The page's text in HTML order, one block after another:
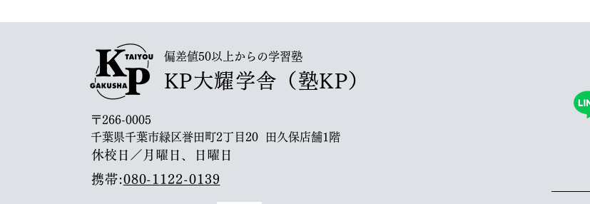
偏差値50以上からの学習塾
KP大耀学舎（塾KP）
〒266-0005
千葉県千葉市緑区誉田町2丁目20 田久保店舗1階
休校日／月曜日、日曜日
携帯:080-1122-0139